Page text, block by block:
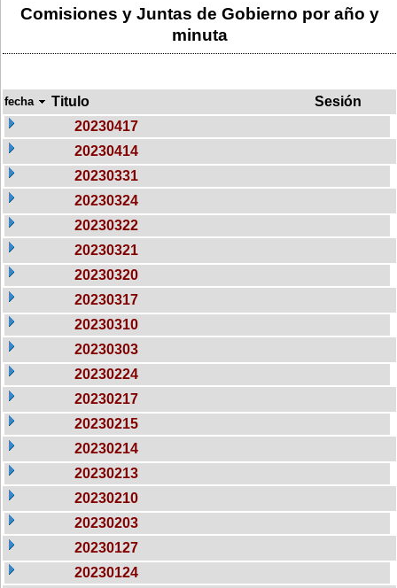
Comisiones y Juntas de Gobierno por año y
minuta
fecha Titulo
Sesión
20230417
20230414
20230331
20230324
20230322
20230321
20230320
20230317
20230310
20230303
20230224
20230217
20230215
20230214
20230213
20230210
20230203
20230127
20230124